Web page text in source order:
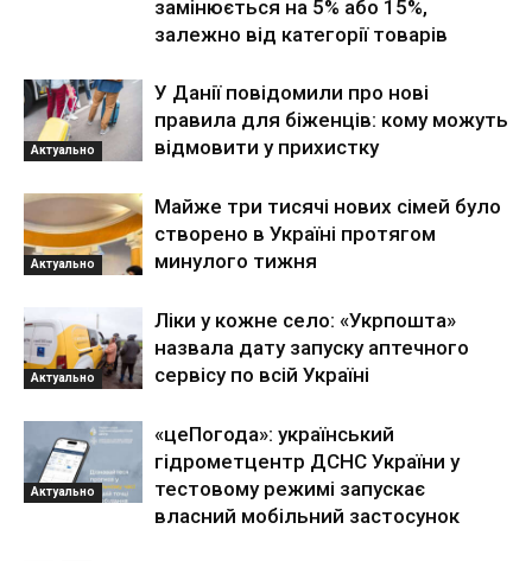
замінюється на 5% або 15%,
залежно від категорії товарів
Актуально
У Данії повідомили про нові
правила для біженців: кому можуть
відмовити у прихистку
Актуально
Майже три тисячі нових сімей було
створено в Україні протягом
минулого тижня
Актуально
Ліки у кожне село: «Укрпошта»
назвала дату запуску аптечного
сервісу по всій Україні
Актуально
«цеПогода»: український
гідрометцентр ДСНС України у
тестовому режимі запускає
власний мобільний застосунок